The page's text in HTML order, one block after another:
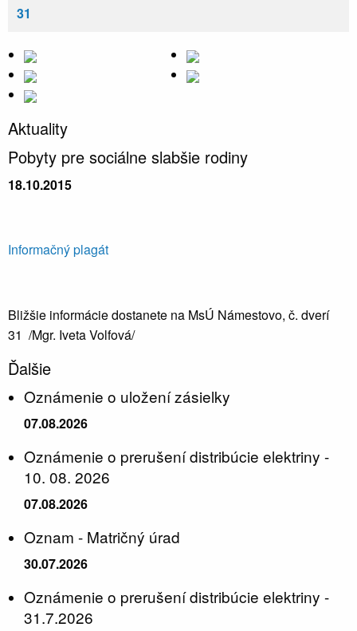
31
Aktuality
Pobyty pre sociálne slabšie rodiny
18.10.2015
Informačný plagát
Bližšie informácie dostanete na MsÚ Námestovo, č. dverí
31 /Mgr. Iveta Volfová/
Ďalšie
Oznámenie o uložení zásielky
07.08.2026
Oznámenie o prerušení distribúcie elektriny -
10. 08. 2026
07.08.2026
Oznam - Matričný úrad
30.07.2026
Oznámenie o prerušení distribúcie elektriny -
31.7.2026